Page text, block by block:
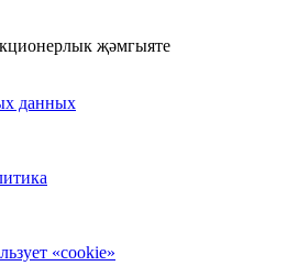
җәмгыяте
данных
«cookie»